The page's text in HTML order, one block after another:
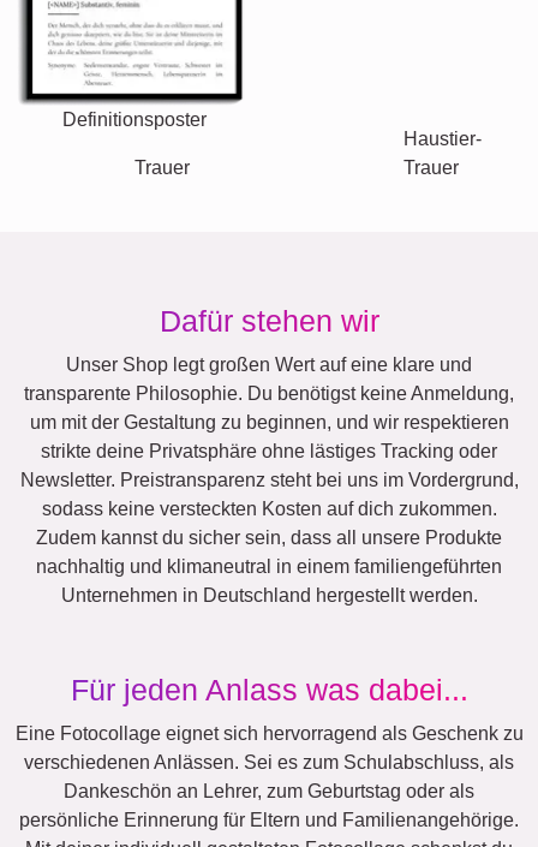
Definitionsposter
Trauer Haustier-Trauer
Dafür stehen wir
transparente Philosophie. Du benötigst keine Anmeldung,
strikte deine Privatsphäre ohne lästiges Tracking oder
Newsletter. Preistransparenz steht bei uns im Vordergrund,
sodass keine versteckten Kosten auf dich zukommen.
Zudem kannst du sicher sein, dass all unsere Produkte